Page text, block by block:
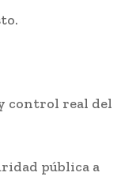
control real del
pública a